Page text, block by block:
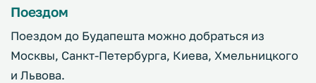
Поездом
Поездом до Будапешта можно добраться из
Москвы, Санкт-Петербурга, Киева, Хмельницкого
и Львова.